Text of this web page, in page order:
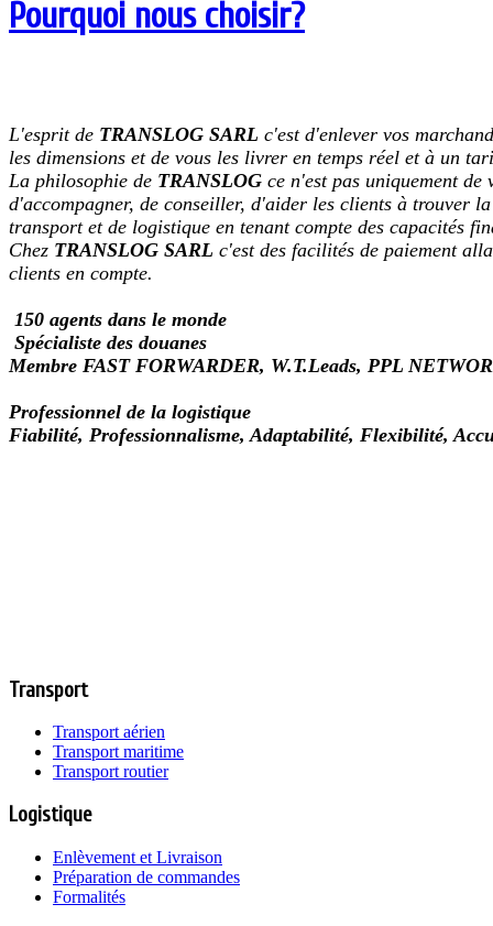
Pourquoi nous choisir?
L'esprit de TRANSLOG SARL c'est d'enlever vos
les dimensions et de vous les livrer en temps réel et à un
La philosophie de TRANSLOG ce n'est pas uniquement de
d'accompagner, de conseiller, d'aider les clients à trouver
transport et de logistique en tenant compte des capacités
Chez TRANSLOG SARL c'est des facilités de paiement
clients en compte.
150 agents dans le monde
Spécialiste des douanes
Membre FAST FORWARDER, W.T.Leads, PPL
Professionnel de la logistique
Fiabilité, Professionnalisme, Adaptabilité, Flexibilité,
Transport
Transport aérien
Transport maritime
Transport routier
Logistique
Enlèvement et Livraison
Préparation de commandes
Formalités